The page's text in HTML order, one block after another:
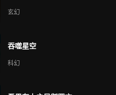
玄幻
吞噬星空
科幻